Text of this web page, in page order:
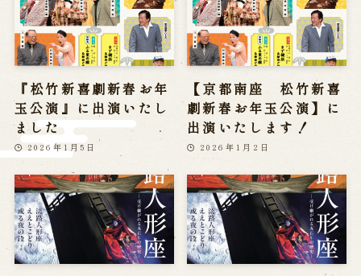
求人情報
※株式会社うずのくに南あわじの求人情報ページへ移動します
関連施設
通販サイトうずのくに
道の駅うずしお
うずの丘大鳴門橋記念館
『松竹新喜劇新春お年
玉公演』に出演いたし
ました
2026年1月5日
【京都南座 松竹新喜
劇新春お年玉公演】に
出演いたします！
2026年1月2日